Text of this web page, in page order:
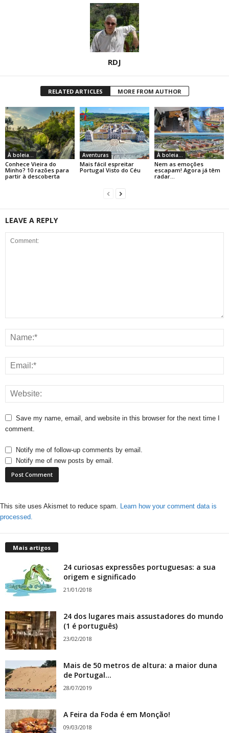
RDJ
RELATED ARTICLES MORE FROM AUTHOR
À boleia...
Conhece Vieira do
Minho? 10 razões para
partir à descoberta
Aventuras
Mais fácil espreitar
Portugal Visto do Céu
À boleia...
Nem as emoções
escapam! Agora já têm
radar…
LEAVE A REPLY
Save my name, email, and website in this browser for the next time I
comment.
Notify me of follow-up comments by email.
Notify me of new posts by email.
This site uses Akismet to reduce spam. Learn how your comment data is
processed.
Mais artigos
24 curiosas expressões portuguesas: a sua
origem e significado
21/01/2018
24 dos lugares mais assustadores do mundo
(1 é português)
23/02/2018
Mais de 50 metros de altura: a maior duna
de Portugal...
28/07/2019
A Feira da Foda é em Monção!
09/03/2018